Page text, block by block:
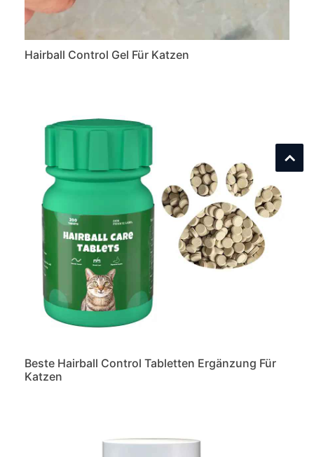
Hairball Control Gel Für Katzen
Beste Hairball Control Tabletten Ergänzung Für
Katzen